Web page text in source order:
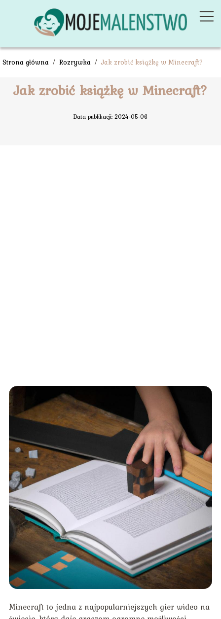
Strona główna / Rozrywka / Jak zrobić książkę w Minecraft?
Jak zrobić książkę w Minecraft?
Data publikacji: 2024-05-06
Minecraft to jedna z najpopularniejszych gier wideo na